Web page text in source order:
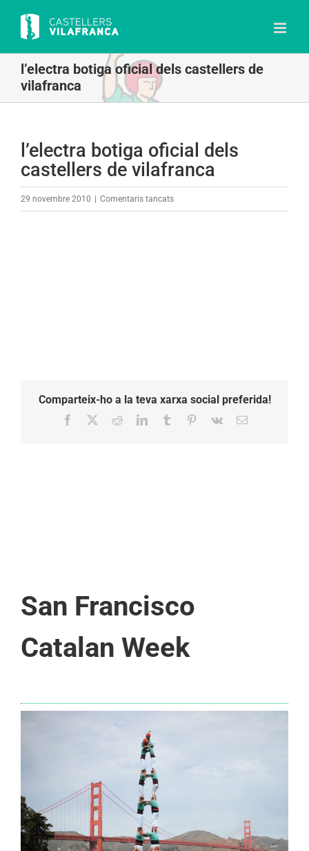
content
l’electra botiga oficial dels castellers de
vilafranca
l’electra botiga oficial dels
castellers de vilafranca
29 novembre 2010 Comentaris tancatsa
Comparteix-ho a la teva xarxa social preferida!
Facebook RedditLinkedInTumblr Pinterest
Vk Email:
San Francisco
Catalan Week